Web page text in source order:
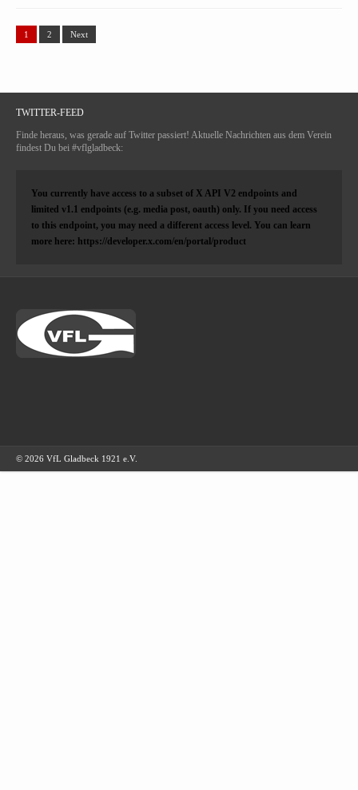
1 2 Next
TWITTER-FEED
Finde heraus, was gerade auf Twitter passiert! Aktuelle Nachrichten aus dem Verein
findest Du bei #vflgladbeck:
You currently have access to a subset of X API V2 endpoints and
limited v1.1 endpoints (e.g. media post, oauth) only. If you need access
to this endpoint, you may need a different access level. You can learn
more here: https://developer.x.com/en/portal/product
© 2026 VfL Gladbeck 1921 e.V.